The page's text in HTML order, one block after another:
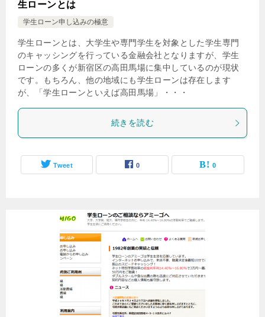
生ローンとは
学生ローン申し込みの極意
学生ローンとは、大学生や専門学生を対象とした学生専門
のキャッシングを行っている金融会社となりますが、学生
ローンの多くが新宿区の高田馬場に集中しているのが現状
です。もちろん、他の地域にも学生ローンは存在します
が、「学生ローンといえば高田馬場」・・・
続きを読む
Tweet 0 0